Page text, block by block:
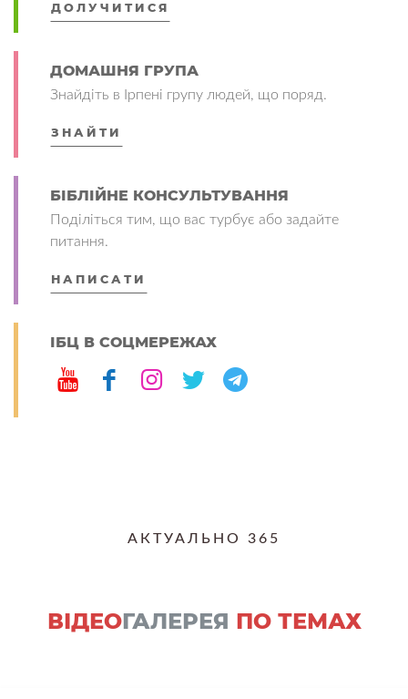
ДОЛУЧИТИСЯ
ДОМАШНЯ ГРУПА
Знайдіть в Ірпені групу людей, що поряд.
ЗНАЙТИ
БІБЛІЙНЕ КОНСУЛЬТУВАННЯ
Поділіться тим, що вас турбує або задайте
питання.
НАПИСАТИ
ІБЦ В СОЦМЕРЕЖАХ
АКТУАЛЬНО 365
ВІДЕОГАЛЕРЕЯ ПО ТЕМАХ